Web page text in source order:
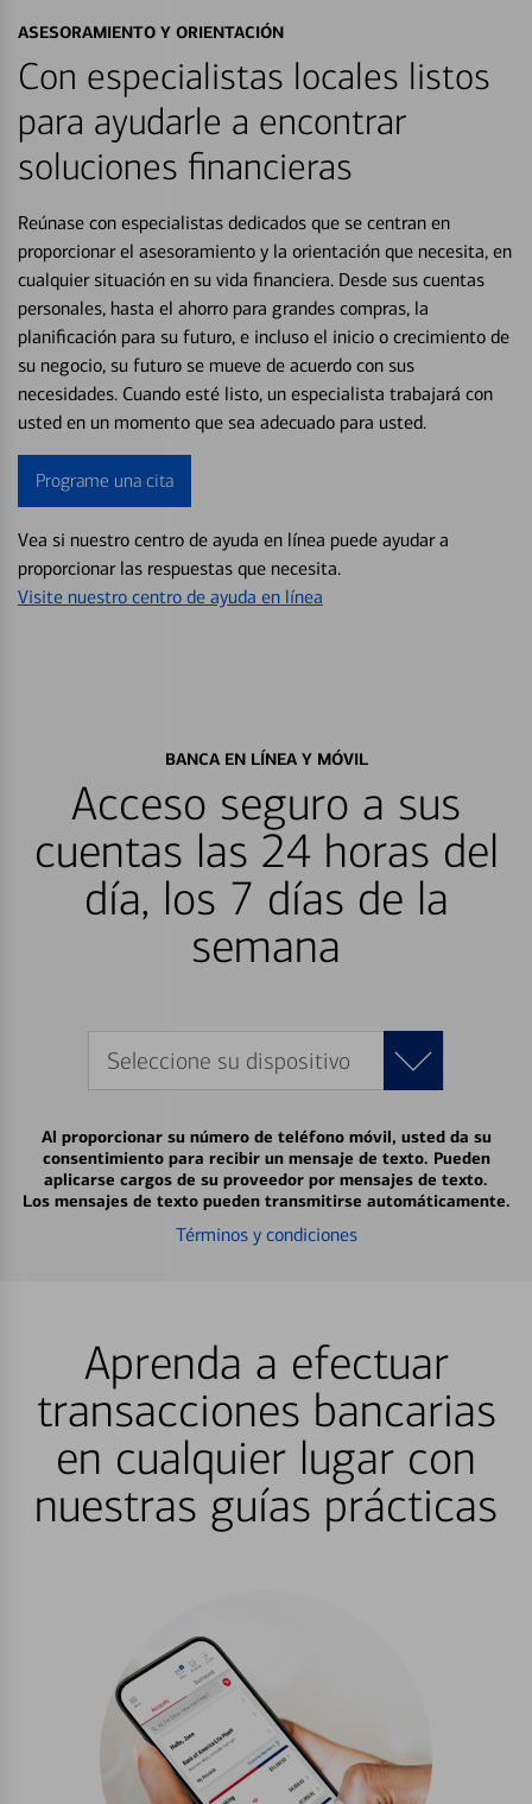
ASESORAMIENTO Y ORIENTACIÓN
Con especialistas locales listos
para ayudarle a encontrar
soluciones financieras
Reúnase con especialistas dedicados que se centran en
proporcionar el asesoramiento y la orientación que necesita, en
cualquier situación en su vida financiera. Desde sus cuentas
personales, hasta el ahorro para grandes compras, la
planificación para su futuro, e incluso el inicio o crecimiento de
su negocio, su futuro se mueve de acuerdo con sus
necesidades. Cuando esté listo, un especialista trabajará con
usted en un momento que sea adecuado para usted.
Programe una cita
Vea si nuestro centro de ayuda en línea puede ayudar a
proporcionar las respuestas que necesita.
Visite nuestro centro de ayuda en línea
BANCA EN LÍNEA Y MÓVIL
Acceso seguro a sus
cuentas las 24 horas del
día, los 7 días de la
semana
Seleccione su dispositivo
Al proporcionar su número de teléfono móvil, usted da su
consentimiento para recibir un mensaje de texto. Pueden
aplicarse cargos de su proveedor por mensajes de texto.
Los mensajes de texto pueden transmitirse automáticamente.
Términos y condiciones
Aprenda a efectuar
transacciones bancarias
en cualquier lugar con
nuestras guías prácticas